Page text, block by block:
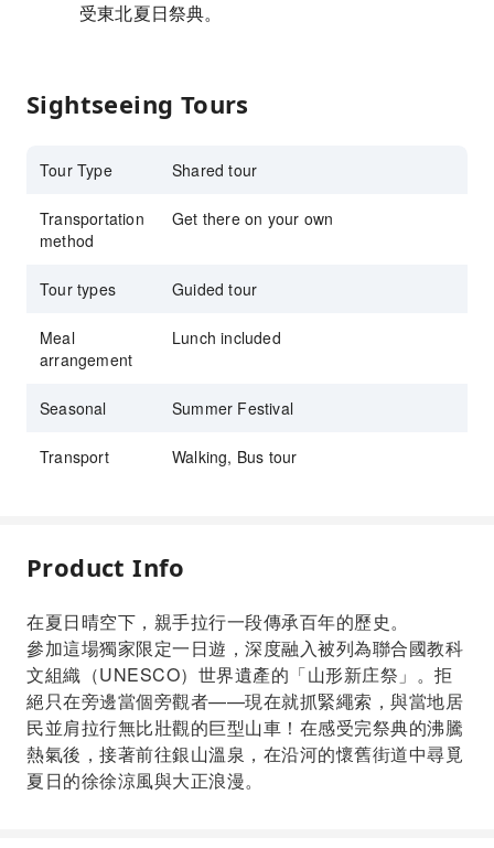
受東北夏日祭典。
Sightseeing Tours
Tour Type Shared tour
Transportation
method
Get there on your own
Tour types Guided tour
Meal
arrangement
Lunch included
Seasonal Summer Festival
Transport Walking, Bus tour
Product Info
在夏日晴空下，親手拉行一段傳承百年的歷史。
參加這場獨家限定一日遊，深度融入被列為聯合國教科
文組織（UNESCO）世界遺產的「山形新庄祭」。拒
絕只在旁邊當個旁觀者——現在就抓緊繩索，與當地居
民並肩拉行無比壯觀的巨型山車！在感受完祭典的沸騰
熱氣後，接著前往銀山溫泉，在沿河的懷舊街道中尋覓
夏日的徐徐涼風與大正浪漫。